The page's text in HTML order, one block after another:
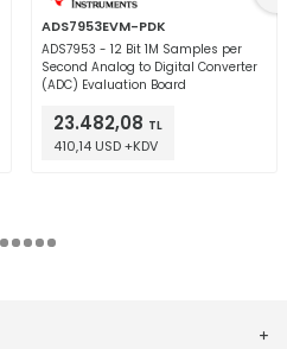
ADS7953EVM-PDK
ADS7953 - 12 Bit 1M Samples per
Second Analog to Digital Converter
(ADC) Evaluation Board
23.482,08 TL
410,14 USD +KDV